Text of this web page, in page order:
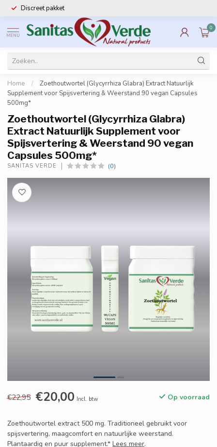
Discreet pakket
MENU
0
Home /
Zoethoutwortel (Glycyrrhiza Glabra) Extract Natuurlijk
Supplement voor Spijsvertering & Weerstand 90 vegan Capsules
500mg*
Zoethoutwortel (Glycyrrhiza Glabra)
Extract Natuurlijk Supplement voor
Spijsvertering & Weerstand 90 vegan
Capsules 500mg*
SANITAS VERDE (0)
€22,95 €20,00 Incl. btw Op voorraad
Zoethoutwortel extract 500 mg. Traditioneel gebruikt voor
spijsvertering, maagcomfort en natuurlijke weerstand.
Plantaardig en puur supplement.* Lees meer.